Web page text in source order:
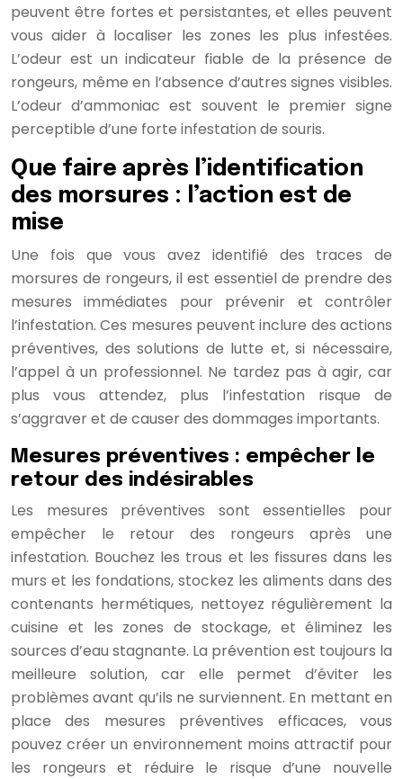
peuvent être fortes et persistantes, et elles peuvent
vous aider à localiser les zones les plus infestées.
L’odeur est un indicateur fiable de la présence de
rongeurs, même en l’absence d’autres signes visibles.
L’odeur d’ammoniac est souvent le premier signe
perceptible d’une forte infestation de souris.
Que faire après l’identification
des morsures : l’action est de
mise
Une fois que vous avez identifié des traces de
morsures de rongeurs, il est essentiel de prendre des
mesures immédiates pour prévenir et contrôler
l’infestation. Ces mesures peuvent inclure des actions
préventives, des solutions de lutte et, si nécessaire,
l’appel à un professionnel. Ne tardez pas à agir, car
plus vous attendez, plus l’infestation risque de
s’aggraver et de causer des dommages importants.
Mesures préventives : empêcher le
retour des indésirables
Les mesures préventives sont essentielles pour
empêcher le retour des rongeurs après une
infestation. Bouchez les trous et les fissures dans les
murs et les fondations, stockez les aliments dans des
contenants hermétiques, nettoyez régulièrement la
cuisine et les zones de stockage, et éliminez les
sources d’eau stagnante. La prévention est toujours la
meilleure solution, car elle permet d’éviter les
problèmes avant qu’ils ne surviennent. En mettant en
place des mesures préventives efficaces, vous
pouvez créer un environnement moins attractif pour
les rongeurs et réduire le risque d’une nouvelle